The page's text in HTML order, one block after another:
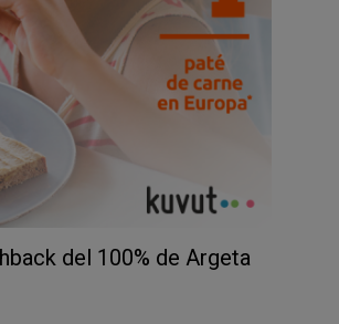
del 100% de Argeta